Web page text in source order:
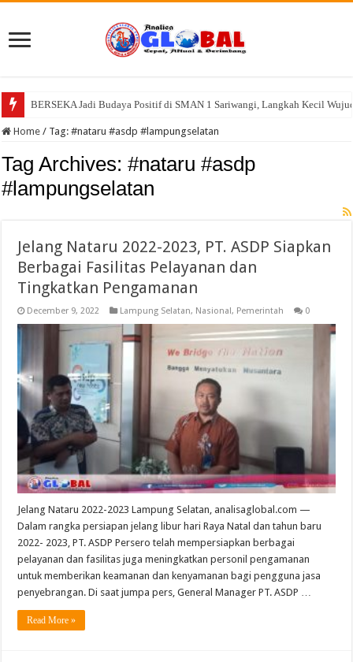
BERSEKA Jadi Budaya Positif di SMAN 1 Sariwangi, Langkah Kecil
Home / Tag:#nataru #asdp #lampungselatan
Tag Archives:#nataru #asdp
#lampungselatan
Jelang Nataru 2022-2023, PT. ASDP Siapkan
Berbagai Fasilitas Pelayanan dan
Tingkatkan Pengamanan
December 9, 2022 Lampung Selatan, Nasional, Pemerintah 0
Jelang Nataru 2022-2023 Lampung Selatan, analisaglobal.com —
Dalam rangka persiapan jelang libur hari Raya Natal dan tahun baru
2022- 2023, PT. ASDP Persero telah mempersiapkan berbagai
pelayanan dan fasilitas juga meningkatkan personil pengamanan
untuk memberikan keamanan dan kenyamanan bagi pengguna jasa
penyebrangan. Di saat jumpa pers, General Manager PT. ASDP …
Read More »